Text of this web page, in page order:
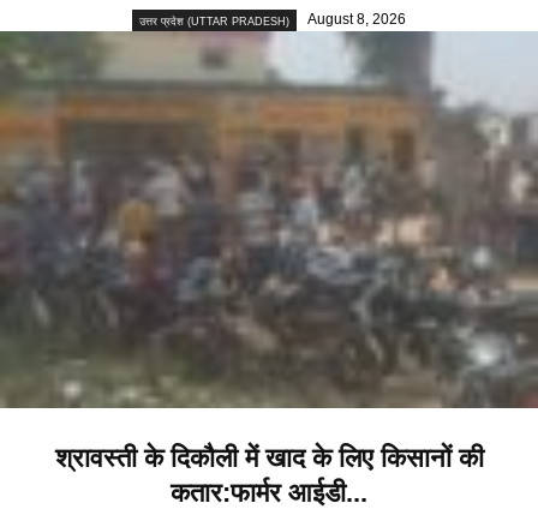
उत्तर प्रदेश (UTTAR PRADESH) August 8, 2026
श्रावस्ती के दिकौली में खाद के लिए किसानों की
कतार:फार्मर आईडी...